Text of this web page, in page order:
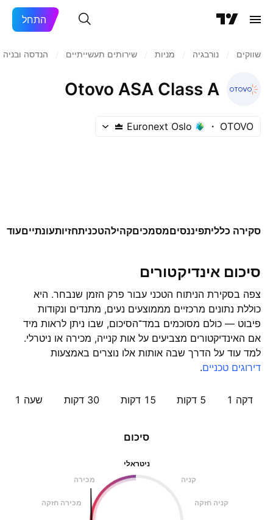
התחל
שווקים נורבגיה מניות‏ שירותים תעשייתיים הנדסה ובניה
Otovo ASA Class A
OTOVO
Euronext Oslo
סקירה כלליתפיננסיםמסמכיםקהילהטכניתחזיותעונתייםעוד
סיכום אינדיקטורים
צפה בסקירת הניתוח הטכני עבור פרק הזמן שנבחר. היא
כוללת נתונים מרכזיים מממוצעים נעים, מתנדים ונקודות
פיבוט — כולם מסוכמים במד־הסיכום, שבו ניתן לראות מיד
אם האינדיקטורים מצביעים על אות קנייה, מכירה או ניטרלי.
למד עוד על הדרך שבה אותות אלו נוצרים באמצעות
דירוגים טכניים.
דקה 1 5 דקות 15 דקות 30 דקות שעה ‎1‎
סיכום
ניטראלי
מכירה
קניה
מכירה חזקה קניה חזקה